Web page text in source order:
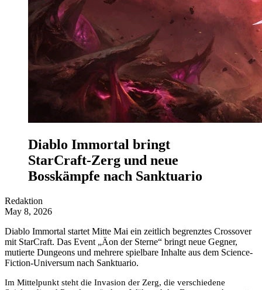
Diablo Immortal bringt
StarCraft-Zerg und neue
Bosskämpfe nach Sanktuario
Redaktion
May 8, 2026
Diablo Immortal startet Mitte Mai ein zeitlich begrenztes Crossover
mit StarCraft. Das Event „Äon der Sterne“ bringt neue Gegner,
mutierte Dungeons und mehrere spielbare Inhalte aus dem Science-
Fiction-Universum nach Sanktuario.
Im Mittelpunkt steht die Invasion der Zerg, die verschiedene